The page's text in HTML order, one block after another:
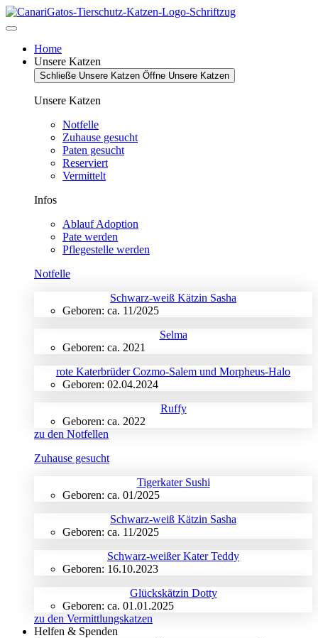
Zum
Inhalt
Home
Unsere Katzen
Schließe Unsere Katzen Öffne Unsere Katzen
Unsere Katzen
Notfelle
Zuhause gesucht
Paten gesucht
Reserviert
Vermittelt
Infos
Ablauf Adoption
Pate werden
Pflegestelle werden
Notfelle
Schwarz-weiß Kätzin Sasha
Geboren: ca. 11/2025
Selma
Geboren: ca. 2021
rote Katerbrüder Cozmo-Salem und Morpheus-Halo
Geboren: 02.04.2024
Ruffy
Geboren: ca. 2022
zu den Notfellen
Zuhause gesucht
Tigerkater Sushi
Geboren: ca. 01/2025
Schwarz-weiß Kätzin Sasha
Geboren: ca. 11/2025
Schwarz-weißer Kater Teddy
Geboren: 16.10.2023
Glückskätzin Dotty
Geboren: ca. 01.01.2025
zu den Vermittlungskatzen
Helfen & Spenden